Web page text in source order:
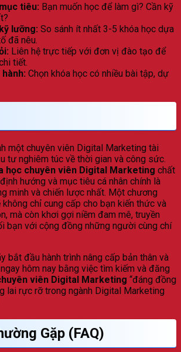
tiêu: Bạn muốn học để làm gì? Cần kỹ
lưỡng: So sánh ít nhất 3-5 khóa học dựa
đã nêu.
Liên hệ trực tiếp với đơn vị đào tạo để
tiết.
Chọn khóa học có nhiều bài tập, dự
một chuyên viên Digital Marketing tài
tư nghiêm túc về thời gian và công sức.
học chuyên viên Digital Marketing chất
hướng và mục tiêu cá nhân chính là
minh và chiến lược nhất. Một chương
chỉ cung cấp cho bạn kiến thức và
mà còn khơi gợi niềm đam mê, truyền
bạn với cộng đồng những người cùng chí
bắt đầu hành trình nâng cấp bản thân và
hôm nay bằng việc tìm kiếm và đăng
viên Digital Marketing “đáng đồng
lai rực rỡ trong ngành Digital Marketing
Gặp (FAQ)